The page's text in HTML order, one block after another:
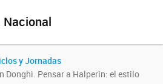
y Jornadas
Donghi. Pensar a Halperin: el estilo